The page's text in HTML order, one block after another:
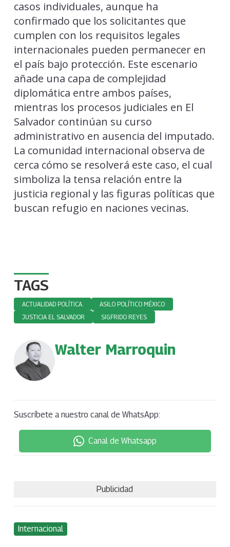
casos individuales, aunque ha
confirmado que los solicitantes que
cumplen con los requisitos legales
internacionales pueden permanecer en
el país bajo protección. Este escenario
añade una capa de complejidad
diplomática entre ambos países,
mientras los procesos judiciales en El
Salvador continúan su curso
administrativo en ausencia del imputado.
La comunidad internacional observa de
cerca cómo se resolverá este caso, el cual
simboliza la tensa relación entre la
justicia regional y las figuras políticas que
buscan refugio en naciones vecinas.
TAGS
ACTUALIDAD POLÍTICA.
ASILO POLÍTICO MÉXICO
JUSTICIA EL SALVADOR
SIGFRIDO REYES
Walter Marroquin
Suscríbete a nuestro canal de WhatsApp:
Canal de Whatsapp
Publicidad
Internacional